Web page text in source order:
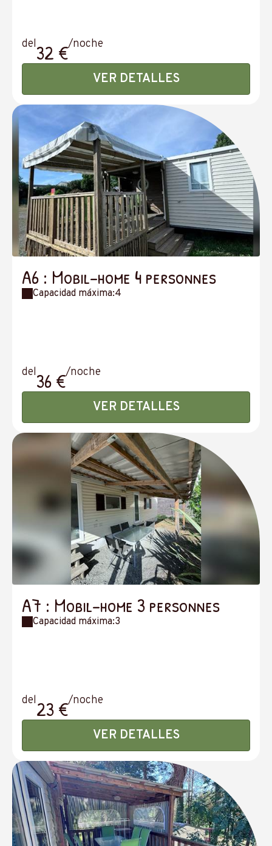
del32 €/noche
VER DETALLES
A6 : Mobil-home 4 personnes
Capacidad máxima:4
del36 €/noche
VER DETALLES
A7 : Mobil-home 3 personnes
Capacidad máxima:3
del23 €/noche
VER DETALLES